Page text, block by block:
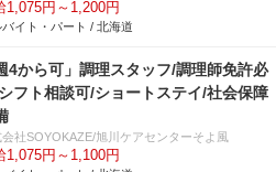
1,075円～1,200円
バイト・パート / 北海道
4から可」調理スタッフ/調理師免許必
フト相談可/ショートステイ/社会保障
社SOYOKAZE/旭川ケアセンターそよ風
1,075円～1,100円